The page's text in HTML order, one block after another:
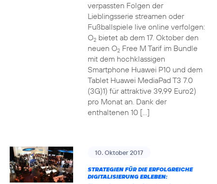
verpassten Folgen der
Lieblingsserie streamen oder
Fußballspiele live online verfolgen:
O2bietet ab dem 17. Oktober den
neuen O2Free M Tarif im Bundle
mit dem hochklassigen
Smartphone Huawei P10 und dem
Tablet Huawei MediaPad T3 7.0
(3G)1) für attraktive 39,99 Euro2)
pro Monat an. Dank der
enthaltenen 10 […]
10. Oktober 2017
STRATEGIEN FÜR DIE ERFOLGREICHE
DIGITALISIERUNG ERLEBEN: